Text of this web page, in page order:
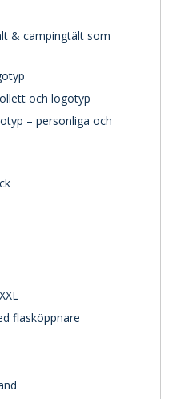
& campingtält som
och logotyp
– personliga och
flasköppnare